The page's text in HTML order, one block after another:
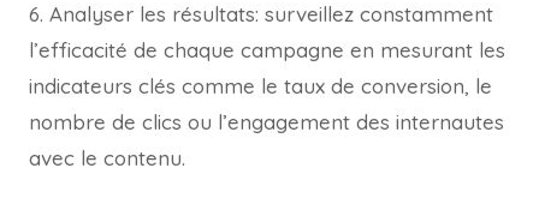
6. Analyser les résultats: surveillez constamment
l’efficacité de chaque campagne en mesurant les
indicateurs clés comme le taux de conversion, le
nombre de clics ou l’engagement des internautes
avec le contenu.